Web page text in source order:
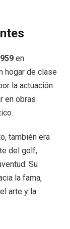
en
hogar de clase
la actuación
en obras
también era
del golf,
Su
la fama,
arte y la